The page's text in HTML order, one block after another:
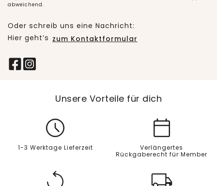
abweichend.
Oder schreib uns eine Nachricht:
Hier geht’s zum Kontaktformular
Unsere Vorteile für dich
1-3 Werktage Lieferzeit
Verlängertes
Rückgaberecht für Member